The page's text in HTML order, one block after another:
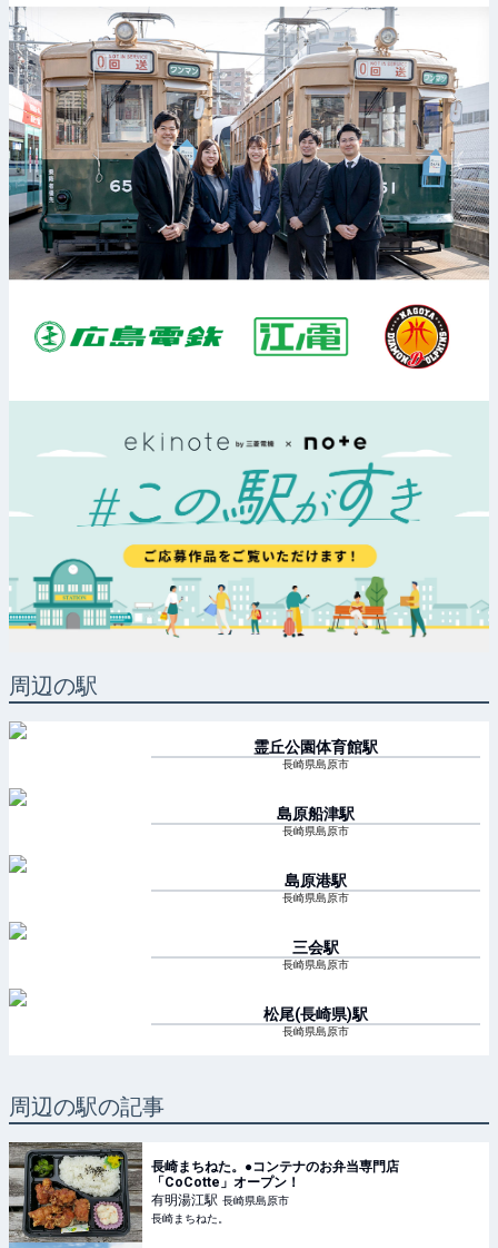
周辺の駅
霊丘公園体育館駅
長崎県島原市
島原船津駅
長崎県島原市
島原港駅
長崎県島原市
三会駅
長崎県島原市
松尾(長崎県)駅
長崎県島原市
周辺の駅の記事
長崎まちねた。●コンテナのお弁当専門店
「CoCotte」オープン！
有明湯江駅 長崎県島原市
長崎まちねた。